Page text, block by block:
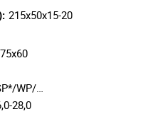
215x50x15-20
WP/…
28,0